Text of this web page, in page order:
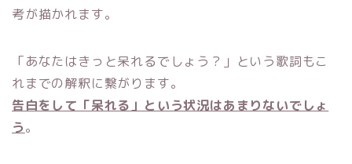
考が描かれます。
「あなたはきっと呆れるでしょう？」という歌詞もこ
れまでの解釈に繋がります。
告白をして「呆れる」という状況はあまりないでしょ
う。